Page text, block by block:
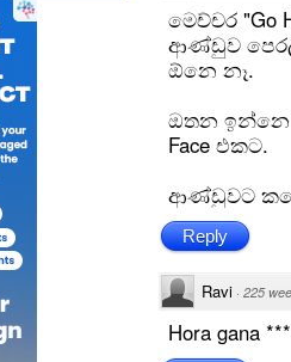
මෙච්චර "Go
ආණ්ඩුව
ඕනෙ නෑ.
ඔතන ඉන්නෙ
Face එකට.
ආණ්ඩුවට
Reply
Ravi · 225
Hora gana